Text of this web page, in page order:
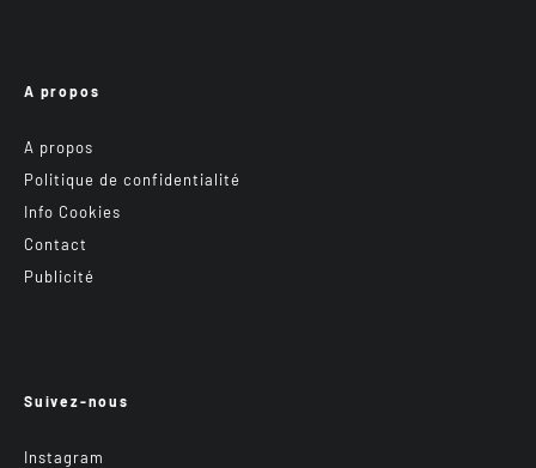
A propos
A propos
Politique de confidentialité
Info Cookies
Contact
Publicité
Suivez-nous
Instagram